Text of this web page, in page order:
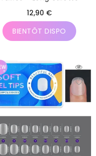
Prix
habituel
12,90 €
BIENTÔT DISPO